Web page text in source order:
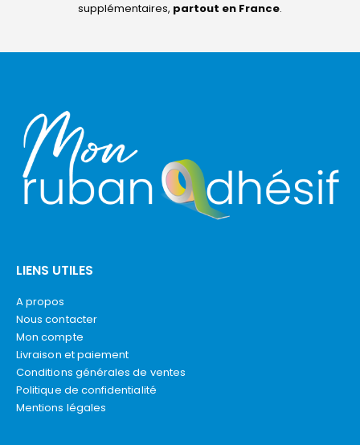
supplémentaires, partout en France.
LIENS UTILES
A propos
Nous contacter
Mon compte
Livraison et paiement
Conditions générales de ventes
Politique de confidentialité
Mentions légales